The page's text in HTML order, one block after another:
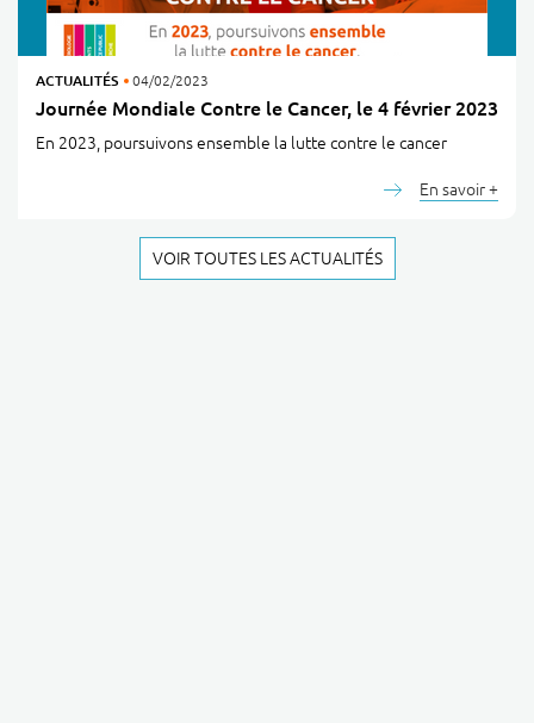
Journée Mondiale Contre le Cancer, le 4 février 2023
ACTUALITÉS 04/02/2023
En 2023, poursuivons ensemble la lutte contre le cancer
En savoir +
VOIR TOUTES LES ACTUALITÉS